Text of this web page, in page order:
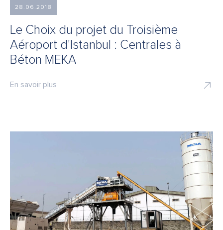
28.06.2018
Le Choix du projet du Troisième
Aéroport d'Istanbul : Centrales à
Béton MEKA
En savoir plus